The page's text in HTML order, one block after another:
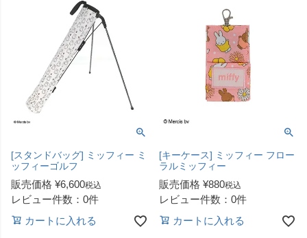
[スタンドバッグ] ミッフィー ミ
ッフィーゴルフ
販売価格 ¥6,600税込
レビュー件数：0件
カートに入れる
[キーケース] ミッフィー フロー
ラルミッフィー
販売価格 ¥880税込
レビュー件数：0件
カートに入れる